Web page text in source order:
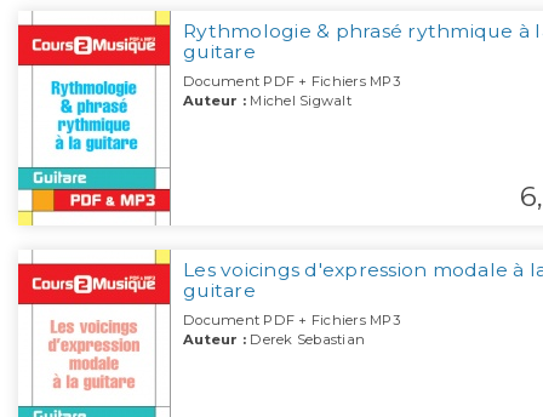
Rythmologie & phrasé rythmique à
guitare
Document PDF + Fichiers MP3
Auteur : Michel Sigwalt
6,
Les voicings d'expression modale à
guitare
Document PDF + Fichiers MP3
Auteur : Derek Sebastian